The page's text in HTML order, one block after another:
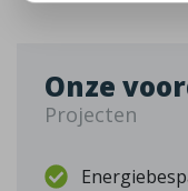
Onze
Projecten